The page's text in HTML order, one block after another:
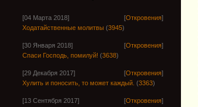
[04 Марта 2018] [Откровения]
Ходатайственные молитвы (3945)
[30 Января 2018] [Откровения]
Спаси Господь, помилуй! (3638)
[29 Декабря 2017] [Откровения]
Хулить и поносить, то может каждый. (3363)
[13 Сентября 2017] [Откровения]